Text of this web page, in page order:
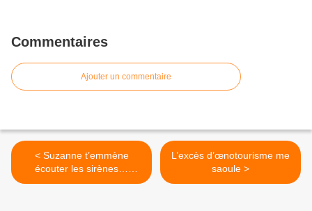
Commentaires
Ajouter un commentaire
< Suzanne t’emmène
écouter les sirènes…
Léonard Cohen&Alain
L’excès d’œnotourisme me
saoule >